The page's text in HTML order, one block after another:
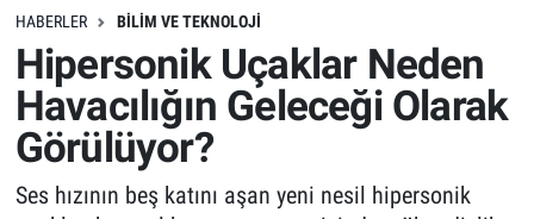
HABERLER BILIM VE TEKNOLOJI
Hipersonik Uçaklar Neden
Havacılığın Geleceği Olarak
Görülüyor?
Ses hızının beş katını aşan yeni nesil hipersonik